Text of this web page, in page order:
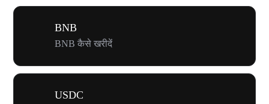
BNB
BNB कैसे खरीदें
USDC